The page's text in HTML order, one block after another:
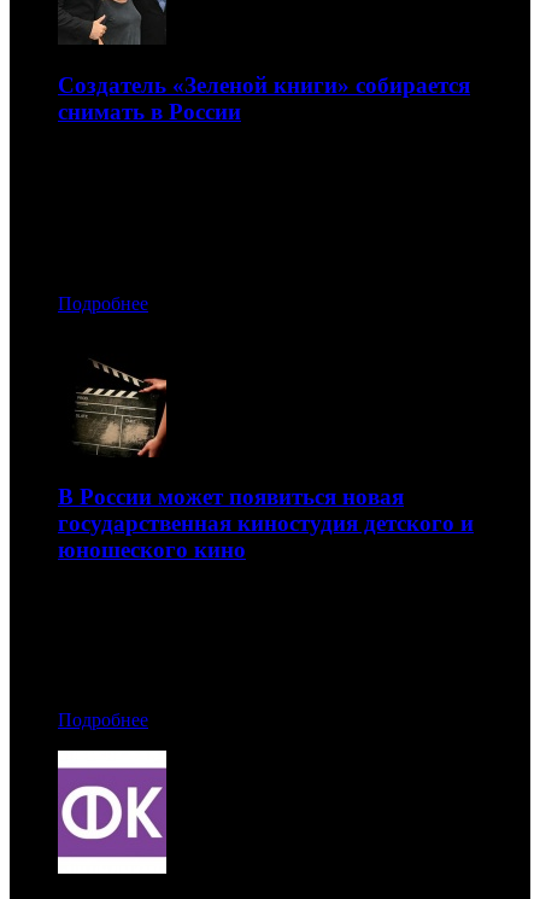
Создатель «Зеленой книги» собирается
снимать в России
Подробнее
В России может появиться новая
государственная киностудия детского и
юношеского кино
Подробнее